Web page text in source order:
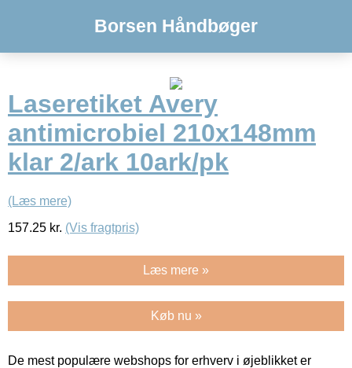
Borsen Håndbøger
Laseretiket Avery
antimicrobiel 210x148mm
klar 2/ark 10ark/pk
(Læs mere)
157.25 kr. (Vis fragtpris)
Læs mere »
Køb nu »
De mest populære webshops for erhverv i øjeblikket er